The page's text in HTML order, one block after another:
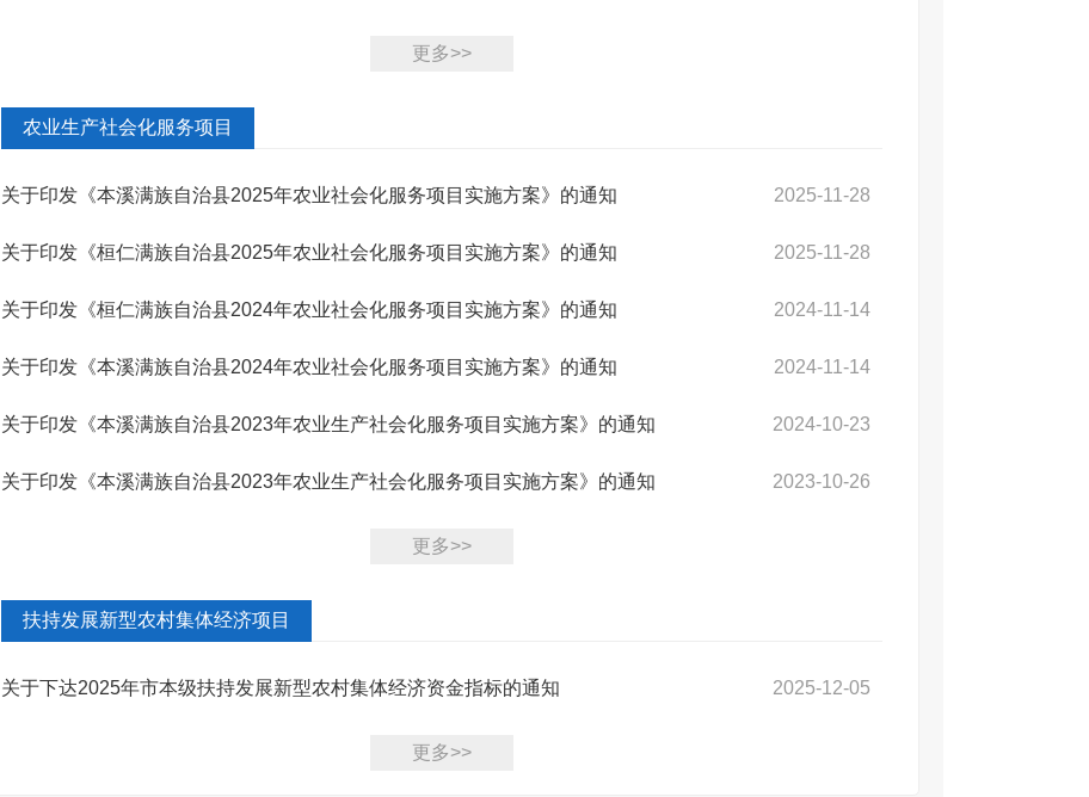
更多>>
农业生产社会化服务项目
2025-11-28
关于印发《本溪满族自治县2025年农业社会化服务项目实施方案》的通知
2025-11-28
关于印发《桓仁满族自治县2025年农业社会化服务项目实施方案》的通知
2024-11-14
关于印发《桓仁满族自治县2024年农业社会化服务项目实施方案》的通知
2024-11-14
关于印发《本溪满族自治县2024年农业社会化服务项目实施方案》的通知
2024-10-23
关于印发《本溪满族自治县2023年农业生产社会化服务项目实施方案》的通知
2023-10-26
关于印发《本溪满族自治县2023年农业生产社会化服务项目实施方案》的通知
更多>>
扶持发展新型农村集体经济项目
2025-12-05
关于下达2025年市本级扶持发展新型农村集体经济资金指标的通知
更多>>